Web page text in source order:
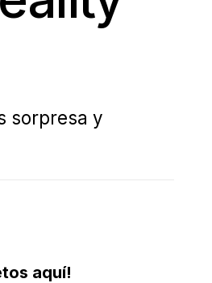
sorpresa y
aquí!